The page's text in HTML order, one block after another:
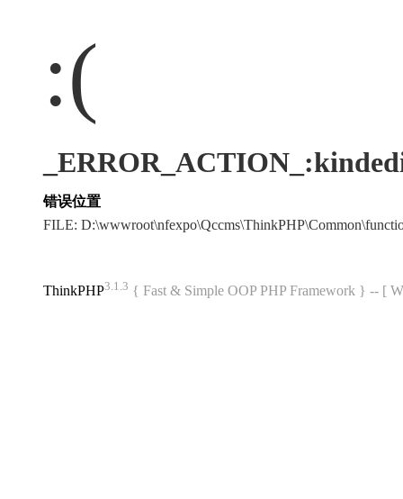
:(
错误位置
FILE:
ThinkPHP3.1.3 { Fast & Simple OOP PHP Framework } -- [